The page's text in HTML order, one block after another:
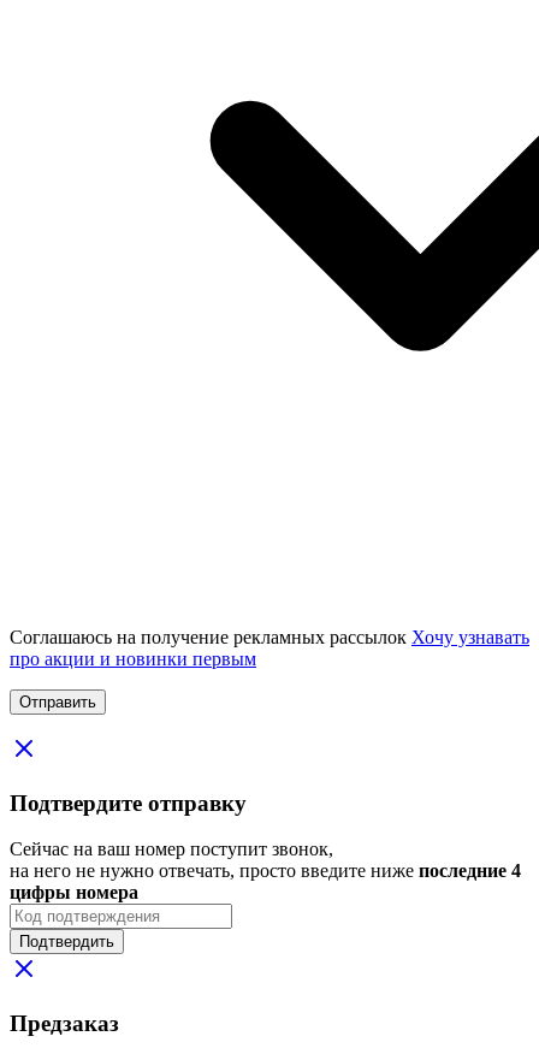
Соглашаюсь на получение рекламных рассылок Хочу узнавать
про акции и новинки первым
Подтвердите отправку
Сейчас на ваш номер поступит звонок,
на него не нужно отвечать, просто введите ниже последние 4
цифры номера
Подтвердить
Предзаказ